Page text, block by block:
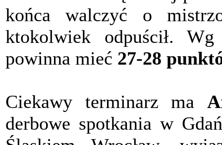
końca walczyć o
ktokolwiek odpuścił.
powinna mieć 27-28
Ciekawy terminarz ma
derbowe spotkania w